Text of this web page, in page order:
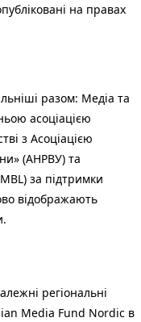
на правах
разом: Медіа та
асоціацією
з Асоціацією
(АНРВУ) та
за підтримки
відображають
регіональні
Media Fund Nordic в